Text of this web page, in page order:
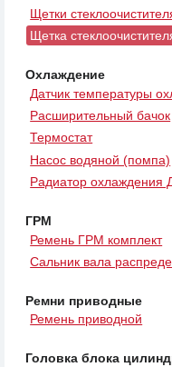
Щетки
Щетка
Охлаждение
Датчик температуры
Расширительный бачок
Термостат
Насос водяной (помпа)
Радиатор охлаждения
ГРМ
Ремень ГРМ комплект
Сальник вала
Ремни приводные
Ремень приводной
Головка блока